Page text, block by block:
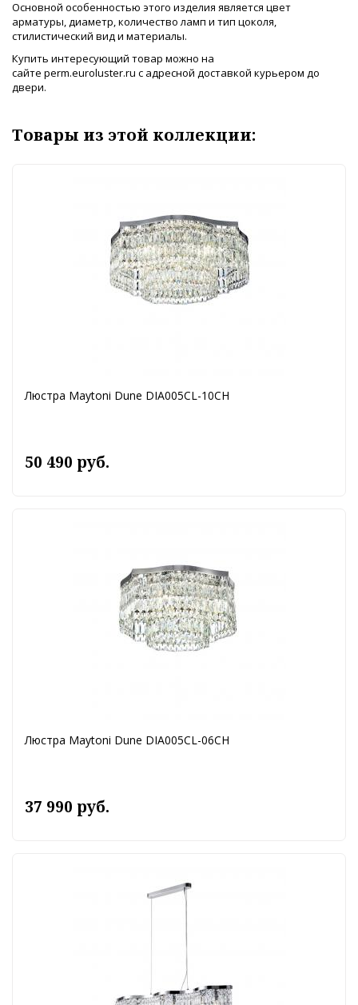
Основной особенностью этого изделия является цвет
арматуры, диаметр, количество ламп и тип цоколя,
стилистический вид и материалы.
Купить интересующий товар можно на
сайте perm.euroluster.ru с адресной доставкой курьером до
двери.
Товары из этой коллекции:
Люстра Maytoni Dune DIA005CL-10CH
50 490 руб.
Люстра Maytoni Dune DIA005CL-06CH
37 990 руб.